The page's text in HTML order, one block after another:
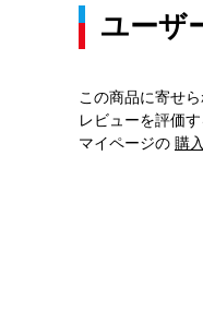
ユーザ
この商品に寄せ
レビューを評価
マイページの 購